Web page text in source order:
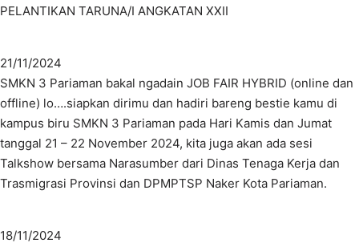
PELANTIKAN TARUNA/I ANGKATAN XXII
21/11/2024
SMKN 3 Pariaman bakal ngadain JOB FAIR HYBRID (online dan
offline) lo….siapkan dirimu dan hadiri bareng bestie kamu di
kampus biru SMKN 3 Pariaman pada Hari Kamis dan Jumat
tanggal 21 – 22 November 2024, kita juga akan ada sesi
Talkshow bersama Narasumber dari Dinas Tenaga Kerja dan
Trasmigrasi Provinsi dan DPMPTSP Naker Kota Pariaman.
18/11/2024